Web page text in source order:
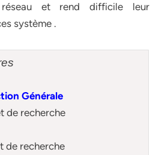
réseau et rend difficile leur
système .
Générale
de recherche
de recherche